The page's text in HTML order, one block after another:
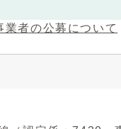
者の公募について